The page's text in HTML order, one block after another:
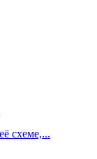
схеме,...